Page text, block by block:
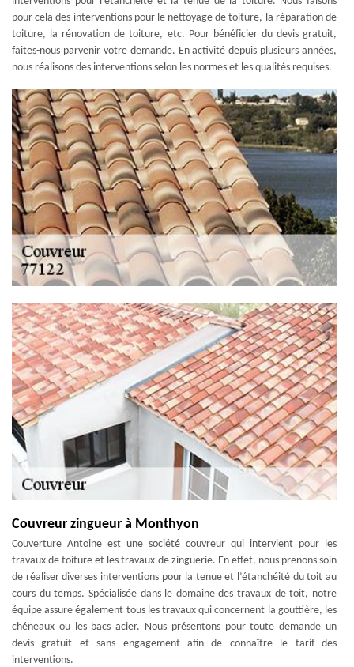
pour cela des interventions pour le nettoyage de toiture, la réparation de
toiture, la rénovation de toiture, etc. Pour bénéficier du devis gratuit,
faites-nous parvenir votre demande. En activité depuis plusieurs années,
nous réalisons des interventions selon les normes et les qualités requises.
Couvreur zingueur à Monthyon
Couverture Antoine est une société couvreur qui intervient pour les
travaux de toiture et les travaux de zinguerie. En effet, nous prenons soin
de réaliser diverses interventions pour la tenue et l’étanchéité du toit au
cours du temps. Spécialisée dans le domaine des travaux de toit, notre
équipe assure également tous les travaux qui concernent la gouttière, les
chéneaux ou les bacs acier. Nous présentons pour toute demande un
devis gratuit et sans engagement afin de connaître le tarif des
interventions.